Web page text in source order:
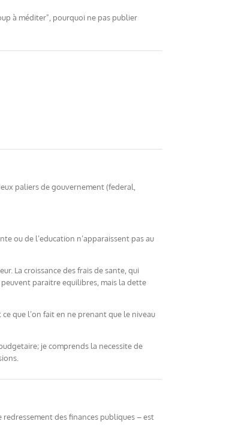
à méditer", pourquoi ne pas publier
paliers de gouvernement (federal,
ou de l’education n’apparaissent pas au
La croissance des frais de sante, qui
paraitre equilibres, mais la dette
que l’on fait en ne prenant que le niveau
je comprends la necessite de
des finances publiques – est